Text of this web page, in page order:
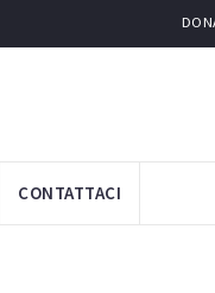
CONTATTACI